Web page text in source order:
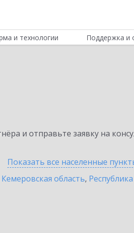
и технологии Поддержка и
и отправьте заявку на
Показать все населенные
Кемеровская область,